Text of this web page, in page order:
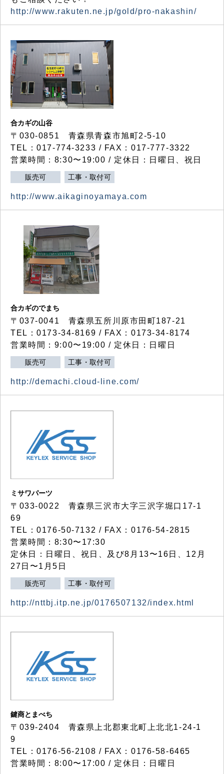
http://www.rakuten.ne.jp/gold/pro-nakashin/
合カギの山谷
〒030-0851 青森県青森市旭町2-5-10
TEL：017-774-3233 / FAX：017-777-3322
営業時間：8:30〜19:00 / 定休日：日曜日、祝日
販売可 工事・取付可
http://www.aikaginoyamaya.com
合カギのでまち
〒037-0041 青森県五所川原市田町187-21
TEL：0173-34-8169 / FAX：0173-34-8174
営業時間：9:00〜19:00 / 定休日：日曜日
販売可 工事・取付可
http://demachi.cloud-line.com/
ミサワパーツ
〒033-0022 青森県三沢市大字三沢字堀口17-1
69
TEL：0176-50-7132 / FAX：0176-54-2815
営業時間：8:30〜17:30
定休日：日曜日、祝日、及び8月13〜16日、12月
27日〜1月5日
販売可 工事・取付可
http://nttbj.itp.ne.jp/0176507132/index.html
鍵商とまべち
〒039-2404 青森県上北郡東北町上北北1-24-1
9
TEL：0176-56-2108 / FAX：0176-58-6465
営業時間：8:00〜17:00 / 定休日：日曜日